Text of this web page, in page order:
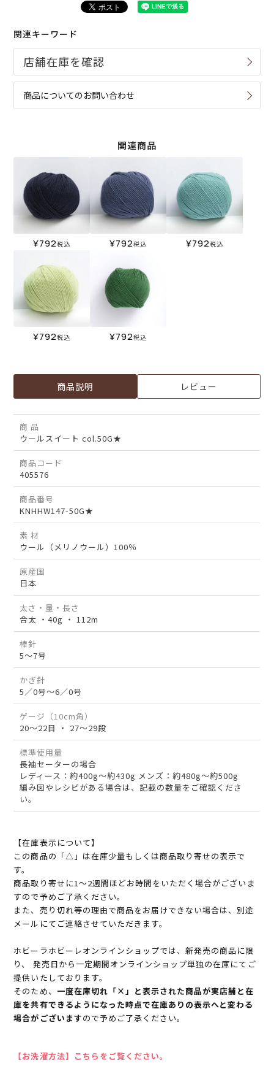
関連キーワード
商品についてのお問い合わせ
関連商品
¥792税込 ¥792税込 ¥792税込
¥792税込 ¥792税込
商品説明 レビュー
商 品
ウールスイート col.50G★
商品コード
405576
商品番号
KNHHW147-50G★
素 材
ウール（メリノウール）100％
原産国
日本
太さ・量・長さ
合太 ・40g ・ 112m
棒針
5～7号
かぎ針
5／0号～6／0号
ゲージ（10cm角）
20～22目 ・ 27～29段
標準使用量
長袖セーターの場合
レディース：約400g～約430g メンズ：約480g～約500g
編み図やレシピがある場合は、記載の数量をご確認くださ
い。
【在庫表示について】
この商品の「△」は在庫少量もしくは商品取り寄せの表示で
す。
商品取り寄せに1～2週間ほどお時間をいただく場合がございま
すので予めご了承ください。
また、売り切れ等の理由で商品をお届けできない場合は、別途
メールにてご連絡させていただきます。
ホビーラホビーレオンラインショップでは、新発売の商品に限
り、 発売日から一定期間オンラインショップ単独の在庫にてご
提供いたしております。
そのため、 一度在庫切れ「×」と表示された商品が実店舗と在
庫を共有できるようになった時点で在庫ありの表示へと変わる
場合がございますので予めご了承ください。
【お洗濯方法】こちらをご覧ください。